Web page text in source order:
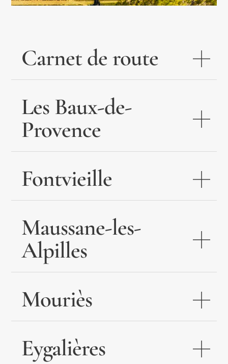
Carnet de route
Les Baux-de-
Provence
Fontvieille
Maussane-les-
Alpilles
Mouriès
Eygalières